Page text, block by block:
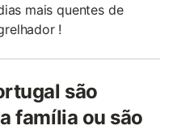
mais quentes de
!
são
família ou são